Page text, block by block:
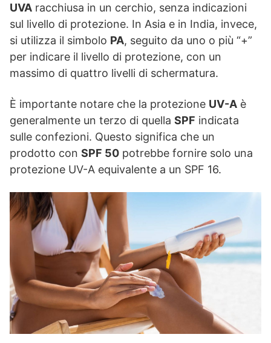
UVA racchiusa in un cerchio, senza indicazioni
sul livello di protezione. In Asia e in India, invece,
si utilizza il simbolo PA, seguito da uno o più “+”
per indicare il livello di protezione, con un
massimo di quattro livelli di schermatura.
È importante notare che la protezione UV-A è
generalmente un terzo di quella SPF indicata
sulle confezioni. Questo significa che un
prodotto con SPF 50 potrebbe fornire solo una
protezione UV-A equivalente a un SPF 16.